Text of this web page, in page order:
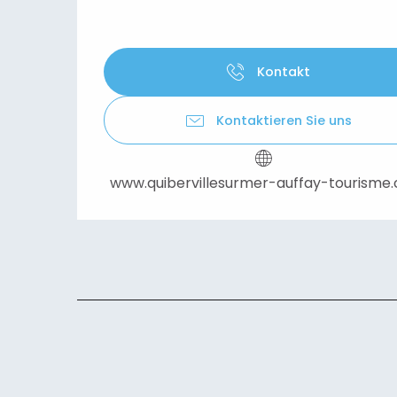
Kontakt
Kontaktieren Sie uns
www.quibervillesurmer-auffay-